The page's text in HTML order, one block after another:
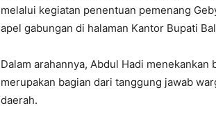
melalui kegiatan penentuan pemenang
apel gabungan di halaman Kantor Bupati
Dalam arahannya, Abdul Hadi
merupakan bagian dari tanggung jawab
daerah.